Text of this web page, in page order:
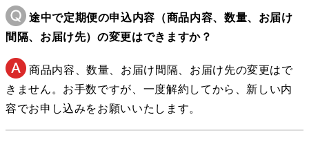
途中で定期便の申込内容（商品内容、数量、お届け
間隔、お届け先）の変更はできますか？
商品内容、数量、お届け間隔、お届け先の変更はで
きません。お手数ですが、一度解約してから、新しい内
容でお申し込みをお願いいたします。